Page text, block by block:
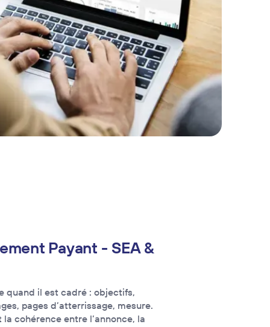
Payant - SEA &
quand il est cadré : objectifs,
pages d’atterrissage, mesure.
la cohérence entre l’annonce, la